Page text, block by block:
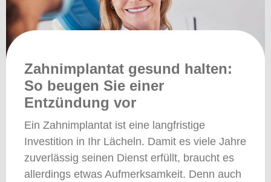
Zahnimplantat gesund halten:
So beugen Sie einer
Entzündung vor
Ein Zahnimplantat ist eine langfristige
Investition in Ihr Lächeln. Damit es viele Jahre
zuverlässig seinen Dienst erfüllt, braucht es
allerdings etwas Aufmerksamkeit. Denn auch